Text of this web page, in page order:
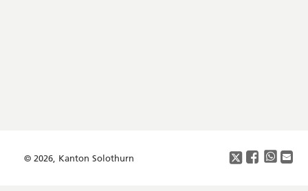
© 2026, Kanton Solothurn